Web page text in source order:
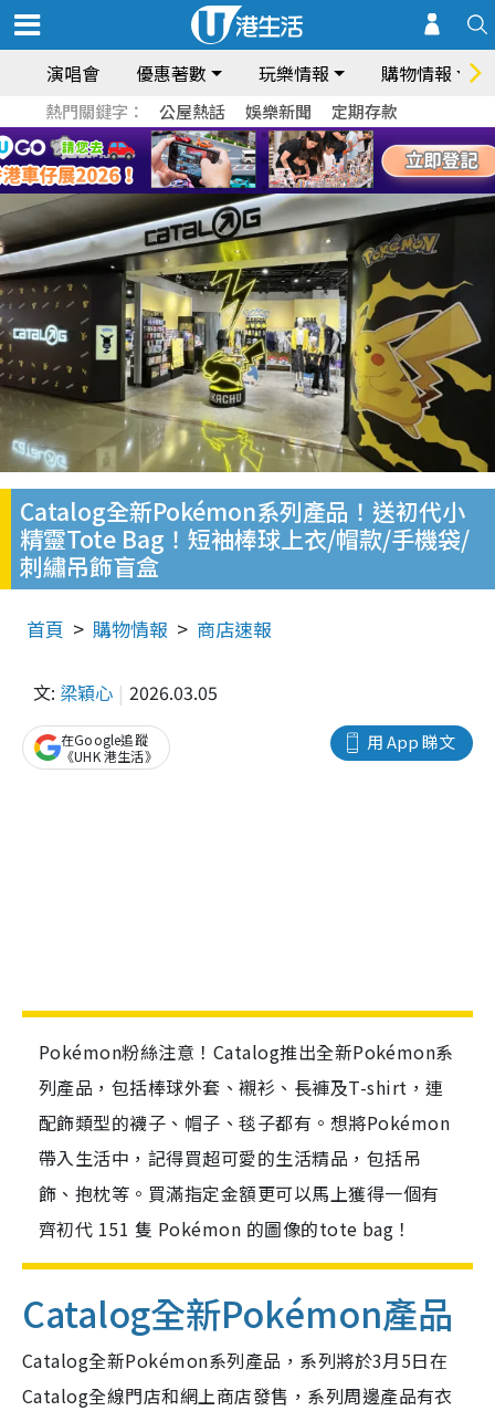
演唱會 優惠著數 玩樂情報 購物情報
熱門關鍵字： 公屋熱話 娛樂新聞 定期存款
Catalog全新Pokémon系列產品！送初代小
精靈Tote Bag！短袖棒球上衣/帽款/手機袋/
刺繡吊飾盲盒
首頁 購物情報 商店速報
文: 梁穎心 2026.03.05
用 App 睇文
在Google追蹤
《UHK 港生活》
Pokémon粉絲注意！Catalog推出全新Pokémon系
列產品，包括棒球外套、襯衫、長褲及T-shirt，連
配飾類型的襪子、帽子、毯子都有。想將Pokémon
帶入生活中，記得買超可愛的生活精品，包括吊
飾、抱枕等。買滿指定金額更可以馬上獲得一個有
齊初代 151 隻 Pokémon 的圖像的tote bag！
Catalog全新Pokémon產品
Catalog全新Pokémon系列產品，系列將於3月5日在
Catalog全線門店和網上商店發售，系列周邊產品有衣